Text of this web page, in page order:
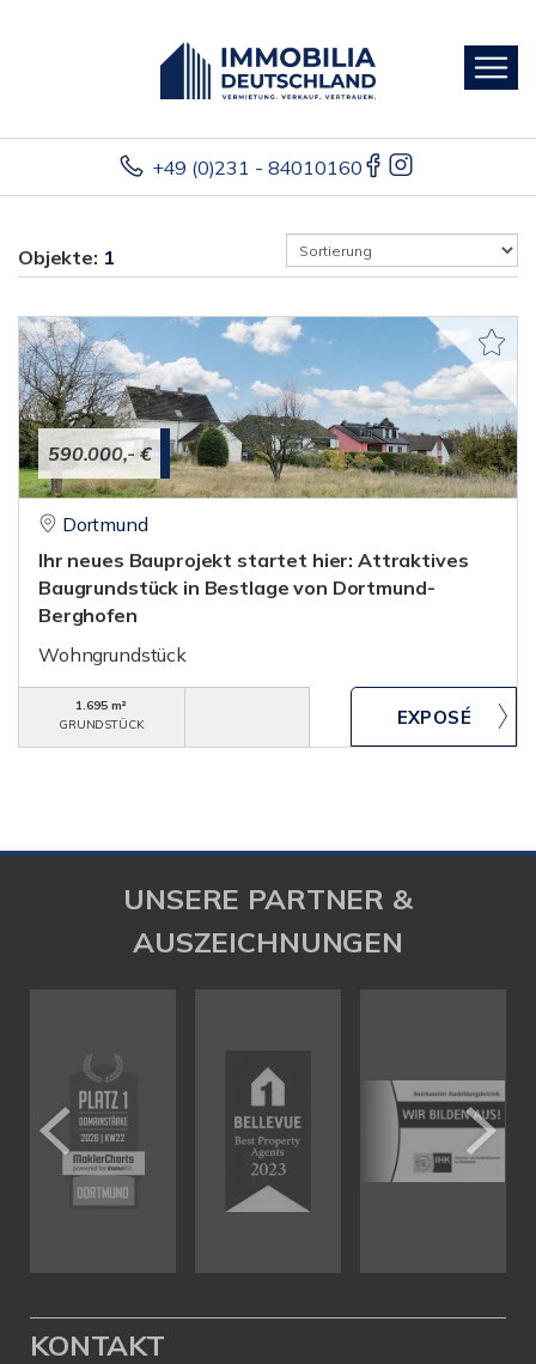
+49 (0)231 - 84010160
Objekte: 1
590.000,- €
Dortmund
Ihr neues Bauprojekt startet hier: Attraktives
Baugrundstück in Bestlage von Dortmund-
Berghofen
Wohngrundstück
1.695 m²
GRUNDSTÜCK
UNSERE PARTNER &
AUSZEICHNUNGEN
KONTAKT